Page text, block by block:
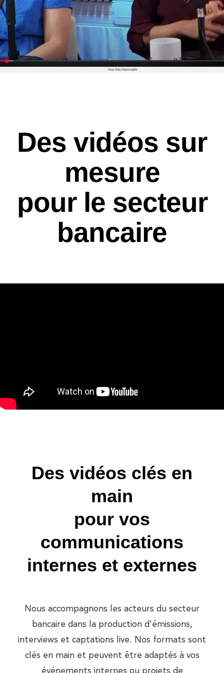
Des vidéos sur
mesure
pour le secteur
bancaire
Des vidéos clés en
main
pour vos
communications
internes et externes
Nous accompagnons les acteurs du secteur
bancaire dans la production d’émissions,
interviews et captations live. Nos formats sont
clés en main et peuvent être adaptés à vos